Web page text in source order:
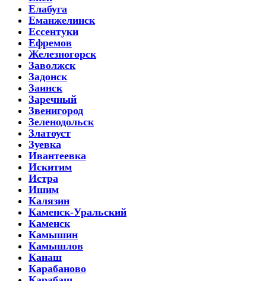
Елабуга
Еманжелинск
Ессентуки
Ефремов
Железногорск
Заволжск
Задонск
Заинск
Заречный
Звенигород
Зеленодольск
Златоуст
Зуевка
Ивантеевка
Искитим
Истра
Ишим
Калязин
Каменск-Уральский
Каменск
Камышин
Камышлов
Канаш
Карабаново